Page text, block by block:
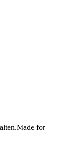
Made for